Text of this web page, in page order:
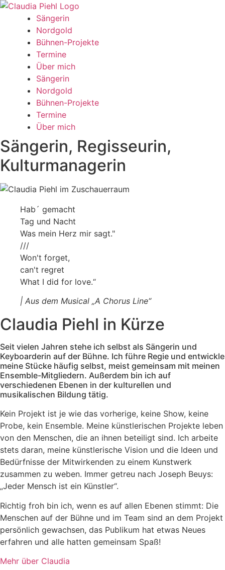
Sängerin
Nordgold
Bühnen-Projekte
Termine
Über mich
Sängerin
Nordgold
Bühnen-Projekte
Termine
Über mich
Sängerin, Regisseurin,
Kulturmanagerin
Hab´ gemacht
Tag und Nacht
Was mein Herz mir sagt."
///
Won't forget,
can't regret
What I did for love.“
| Aus dem Musical „A Chorus Line“
Claudia Piehl in Kürze
Seit vielen Jahren stehe ich selbst als Sängerin und
Keyboarderin auf der Bühne. Ich führe Regie und entwickle
meine Stücke häufig selbst, meist gemeinsam mit meinen
Ensemble-Mitgliedern. Außerdem bin ich auf
verschiedenen Ebenen in der kulturellen und
musikalischen Bildung tätig.
Kein Projekt ist je wie das vorherige, keine Show, keine
Probe, kein Ensemble. Meine künstlerischen Projekte leben
von den Menschen, die an ihnen beteiligt sind. Ich arbeite
stets daran, meine künstlerische Vision und die Ideen und
Bedürfnisse der Mitwirkenden zu einem Kunstwerk
zusammen zu weben. Immer getreu nach Joseph Beuys:
„Jeder Mensch ist ein Künstler“.
Richtig froh bin ich, wenn es auf allen Ebenen stimmt: Die
Menschen auf der Bühne und im Team sind an dem Projekt
persönlich gewachsen, das Publikum hat etwas Neues
erfahren und alle hatten gemeinsam Spaß!
Mehr über Claudia